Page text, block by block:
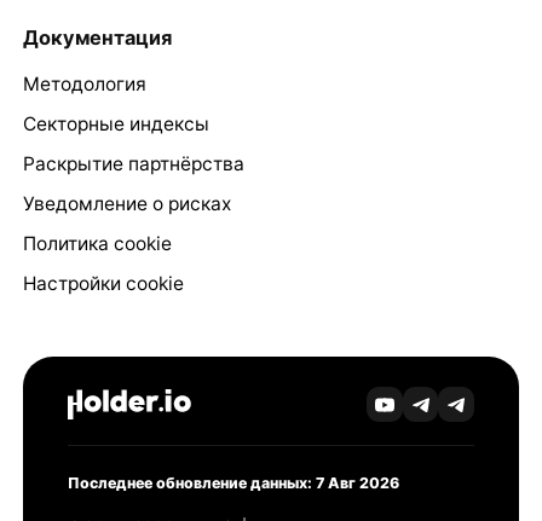
Документация
Методология
Секторные индексы
Раскрытие партнёрства
Уведомление о рисках
Политика cookie
Настройки cookie
Последнее обновление данных: 7 Авг 2026